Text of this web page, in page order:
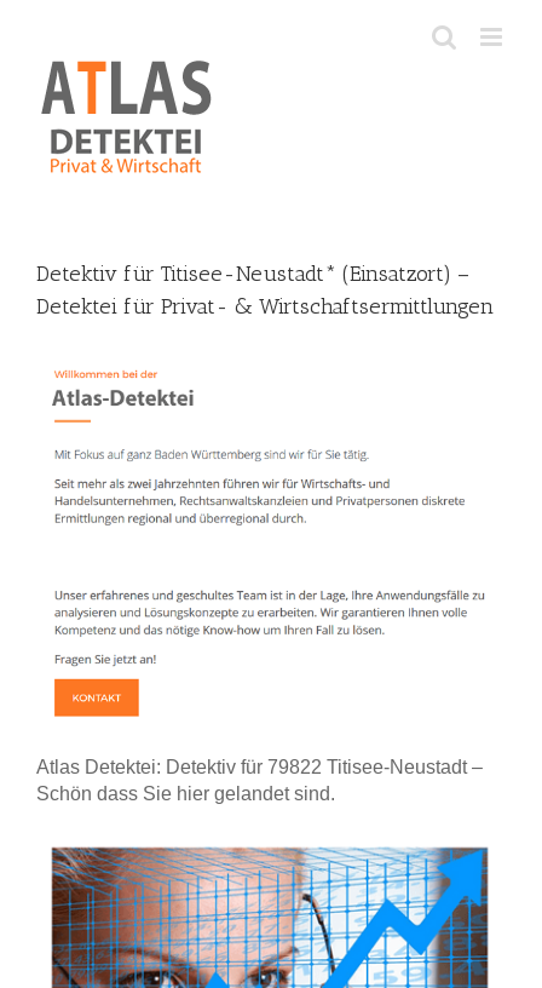
content
Detektiv für Titisee-Neustadt* (Einsatzort) –
Detektei für Privat- & Wirtschaftsermittlungen
Atlas Detektei: Detektiv für 79822 Titisee-Neustadt –
Schön dass Sie hier gelandet sind.